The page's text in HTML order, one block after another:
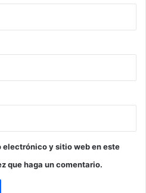
electrónico y sitio web en este
que haga un comentario.